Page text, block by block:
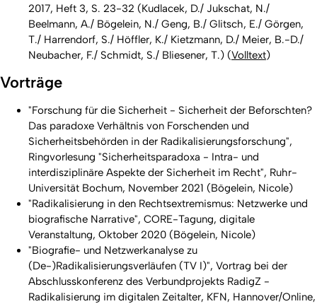
2017, Heft 3, S. 23-32 (Kudlacek, D./ Jukschat, N./
Beelmann, A./ Bögelein, N./ Geng, B./ Glitsch, E./ Görgen,
T./ Harrendorf, S./ Höffler, K./ Kietzmann, D./ Meier, B.-D./
Neubacher, F./ Schmidt, S./ Bliesener, T.) (Volltext)
Vorträge
"Forschung für die Sicherheit - Sicherheit der Beforschten?
Das paradoxe Verhältnis von Forschenden und
Sicherheitsbehörden in der Radikalisierungsforschung",
Ringvorlesung "Sicherheitsparadoxa - Intra- und
interdisziplinäre Aspekte der Sicherheit im Recht", Ruhr-
Universität Bochum, November 2021 (Bögelein, Nicole)
"Radikalisierung in den Rechtsextremismus: Netzwerke und
biografische Narrative", CORE-Tagung, digitale
Veranstaltung, Oktober 2020 (Bögelein, Nicole)
"Biografie- und Netzwerkanalyse zu
(De-)Radikalisierungsverläufen (TV I)", Vortrag bei der
Abschlusskonferenz des Verbundprojekts RadigZ -
Radikalisierung im digitalen Zeitalter, KFN, Hannover/Online,